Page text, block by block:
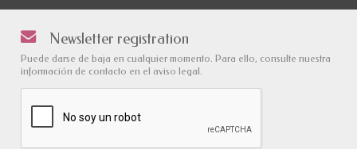
Newsletter registration
Puede darse de baja en cualquier momento. Para ello, consulte nuestra
información de contacto en el aviso legal.